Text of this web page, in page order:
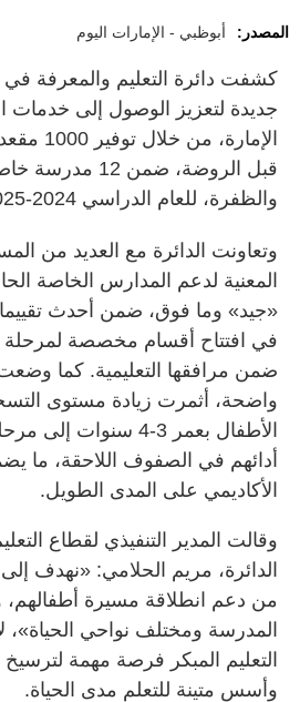
المصدر: أبوظبي - الإمارات اليوم
كشفت دائرة التعليم والمعرفة
جديدة لتعزيز الوصول إلى خدمات
الإمارة،
قبل الروضة،
والظفرة، للعام الدراسي 2024-2025.
وتعاونت الدائرة مع العديد من
المعنية لدعم المدارس الخاصة
«جيد» وما فوق، ضمن أحدث
في افتتاح أقسام مخصصة لمرحلة
ضمن مرافقها التعليمية. كما وضعت
واضحة، أثمرت زيادة مستوى
الأطفال بعمر 3-4
أدائهم في الصفوف اللاحقة، ما
الأكاديمي على المدى الطويل.
وقالت المدير التنفيذي لقطاع
الدائرة، مريم الحلامي: «نهدف إلى
من دعم انطلاقة مسيرة أطفالهم،
المدرسة ومختلف نواحي الحياة»،
التعليم المبكر فرصة مهمة لترسيخ
وأسس متينة للتعلم مدى الحياة.